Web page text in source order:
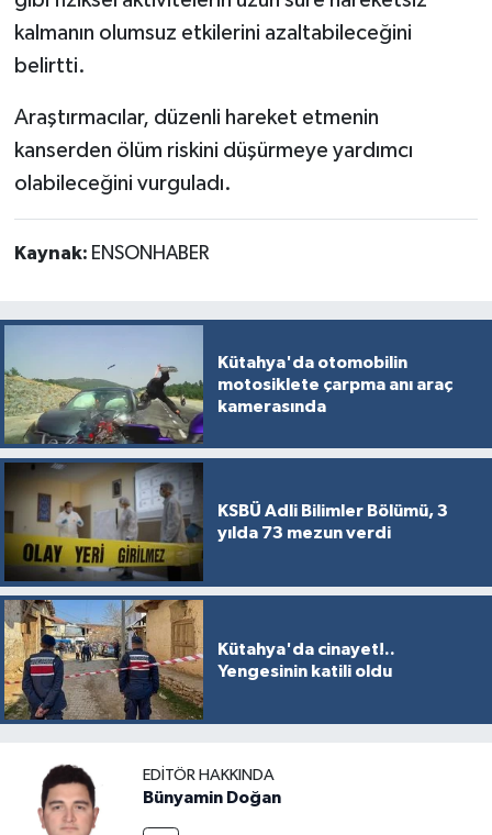
kalmanın olumsuz etkilerini azaltabileceğini
belirtti.
Araştırmacılar, düzenli hareket etmenin
kanserden ölüm riskini düşürmeye yardımcı
olabileceğini vurguladı.
Kaynak: ENSONHABER
Kütahya'da otomobilin
motosiklete çarpma anı araç
kamerasında
KSBÜ Adli Bilimler Bölümü, 3
yılda 73 mezun verdi
Kütahya'da cinayet!..
Yengesinin katili oldu
EDITÖR HAKKINDA
Bünyamin Doğan